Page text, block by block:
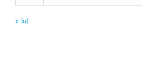
« Jul